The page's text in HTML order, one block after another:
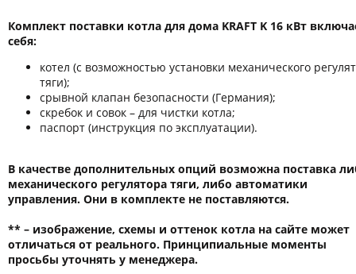
Комплект поставки котла для дома KRAFT K 16 кВт
себя:
котел (с возможностью установки механического
тяги);
срывной клапан безопасности (Германия);
скребок и совок – для чистки котла;
паспорт (инструкция по эксплуатации).
В качестве дополнительных опций возможна поставка
механического регулятора тяги, либо автоматики
управления. Они в комплекте не поставляются.
** – изображение, схемы и оттенок котла на сайте может
отличаться от реального. Принципиальные моменты
просьбы уточнять у менеджера.